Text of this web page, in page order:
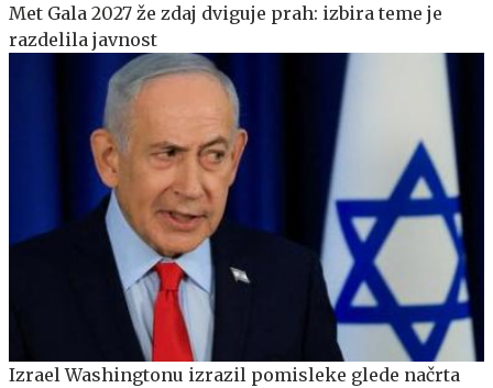
Met Gala 2027 že zdaj dviguje prah: izbira teme je
razdelila javnost
Izrael Washingtonu izrazil pomisleke glede načrta